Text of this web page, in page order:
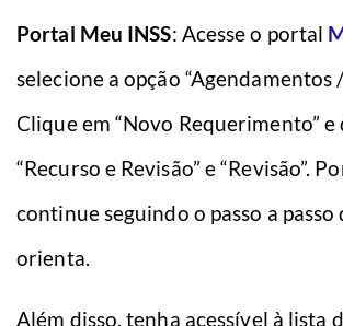
Portal Meu INSS: Acesse o portal
selecione a opção “Agendamentos /
Clique em “Novo Requerimento” e
“Recurso e Revisão” e “Revisão”.
continue seguindo o passo a passo
orienta.
Além disso, tenha acessível à lista